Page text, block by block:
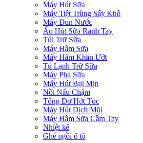
Máy Hút Sữa
Máy Tiệt Trùng Sấy Khô
Máy Đun Nước
Áo Hút Sữa Rảnh Tay
Túi Trữ Sữa
Máy Hâm Sữa
Mấy Hâm Khăn Ướt
Tủ Lạnh Trữ Sữa
Máy Pha Sữa
Máy Hút Bụi Mịn
Nồi Nấu Chậm
Tông Đơ Hớt Tóc
Máy Hút Dịch Mũi
Máy Hâm Sữa Cầm Tay
Nhiệt kế
Ghế ngồi ô tô